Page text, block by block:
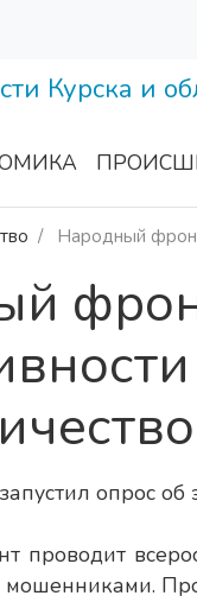
Народный
проводит